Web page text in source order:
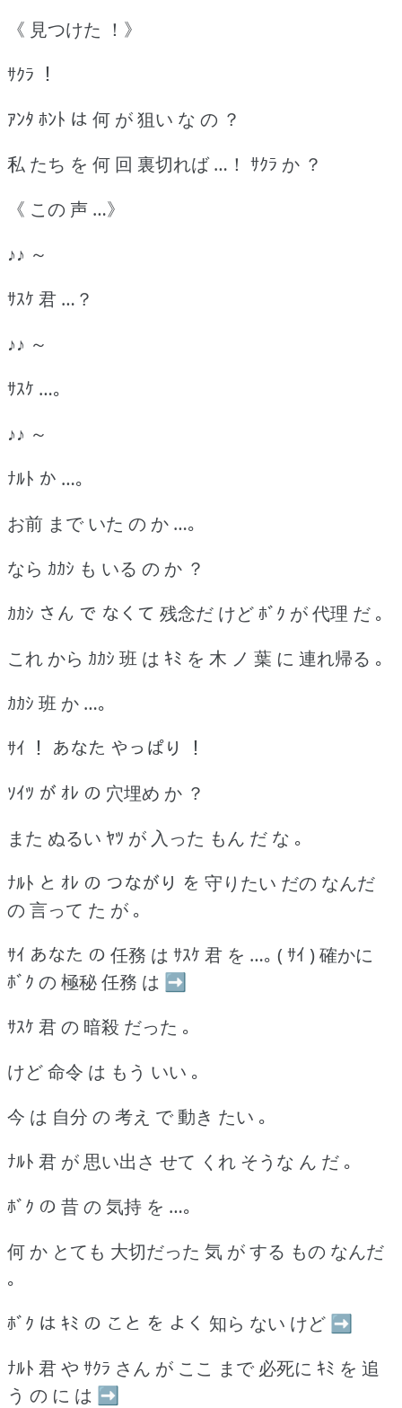
《 見つけた ！》
ｻｸﾗ ！
ｱﾝﾀ ﾎﾝﾄ は 何 が 狙い な の ？
私 たち を 何 回 裏切れば …！ ｻｸﾗ か ？
《 この 声 …》
♪♪ ～
ｻｽｹ 君 …？
♪♪ ～
ｻｽｹ …｡
♪♪ ～
ﾅﾙﾄ か …｡
お前 まで いた の か …｡
なら ｶｶｼ も いる の か ？
ｶｶｼ さん で なくて 残念だ けど ﾎﾞｸ が 代理 だ ｡
これ から ｶｶｼ 班 は ｷﾐ を 木 ノ 葉 に 連れ帰る ｡
ｶｶｼ 班 か …｡
ｻｲ ！ あなた やっぱり ！
ｿｲﾂ が ｵﾚ の 穴埋め か ？
また ぬるい ﾔﾂ が 入った もん だ な ｡
ﾅﾙﾄ と ｵﾚ の つながり を 守りたい だの なんだ
の 言って た が ｡
ｻｲ あなた の 任務 は ｻｽｹ 君 を …｡ ( ｻｲ ) 確かに
ﾎﾞｸ の 極秘 任務 は ➡
ｻｽｹ 君 の 暗殺 だった ｡
けど 命令 は もう いい ｡
今 は 自分 の 考え で 動き たい ｡
ﾅﾙﾄ 君 が 思い出さ せて くれ そうな ん だ ｡
ﾎﾞｸ の 昔 の 気持 を …｡
何 か とても 大切だった 気 が する もの なんだ
｡
ﾎﾞｸ は ｷﾐ の こと を よく 知ら ない けど ➡
ﾅﾙﾄ 君 や ｻｸﾗ さん が ここ まで 必死に ｷﾐ を 追
う の に は ➡